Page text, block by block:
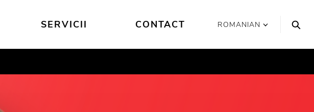
SERVICII CONTACT ROMANIAN